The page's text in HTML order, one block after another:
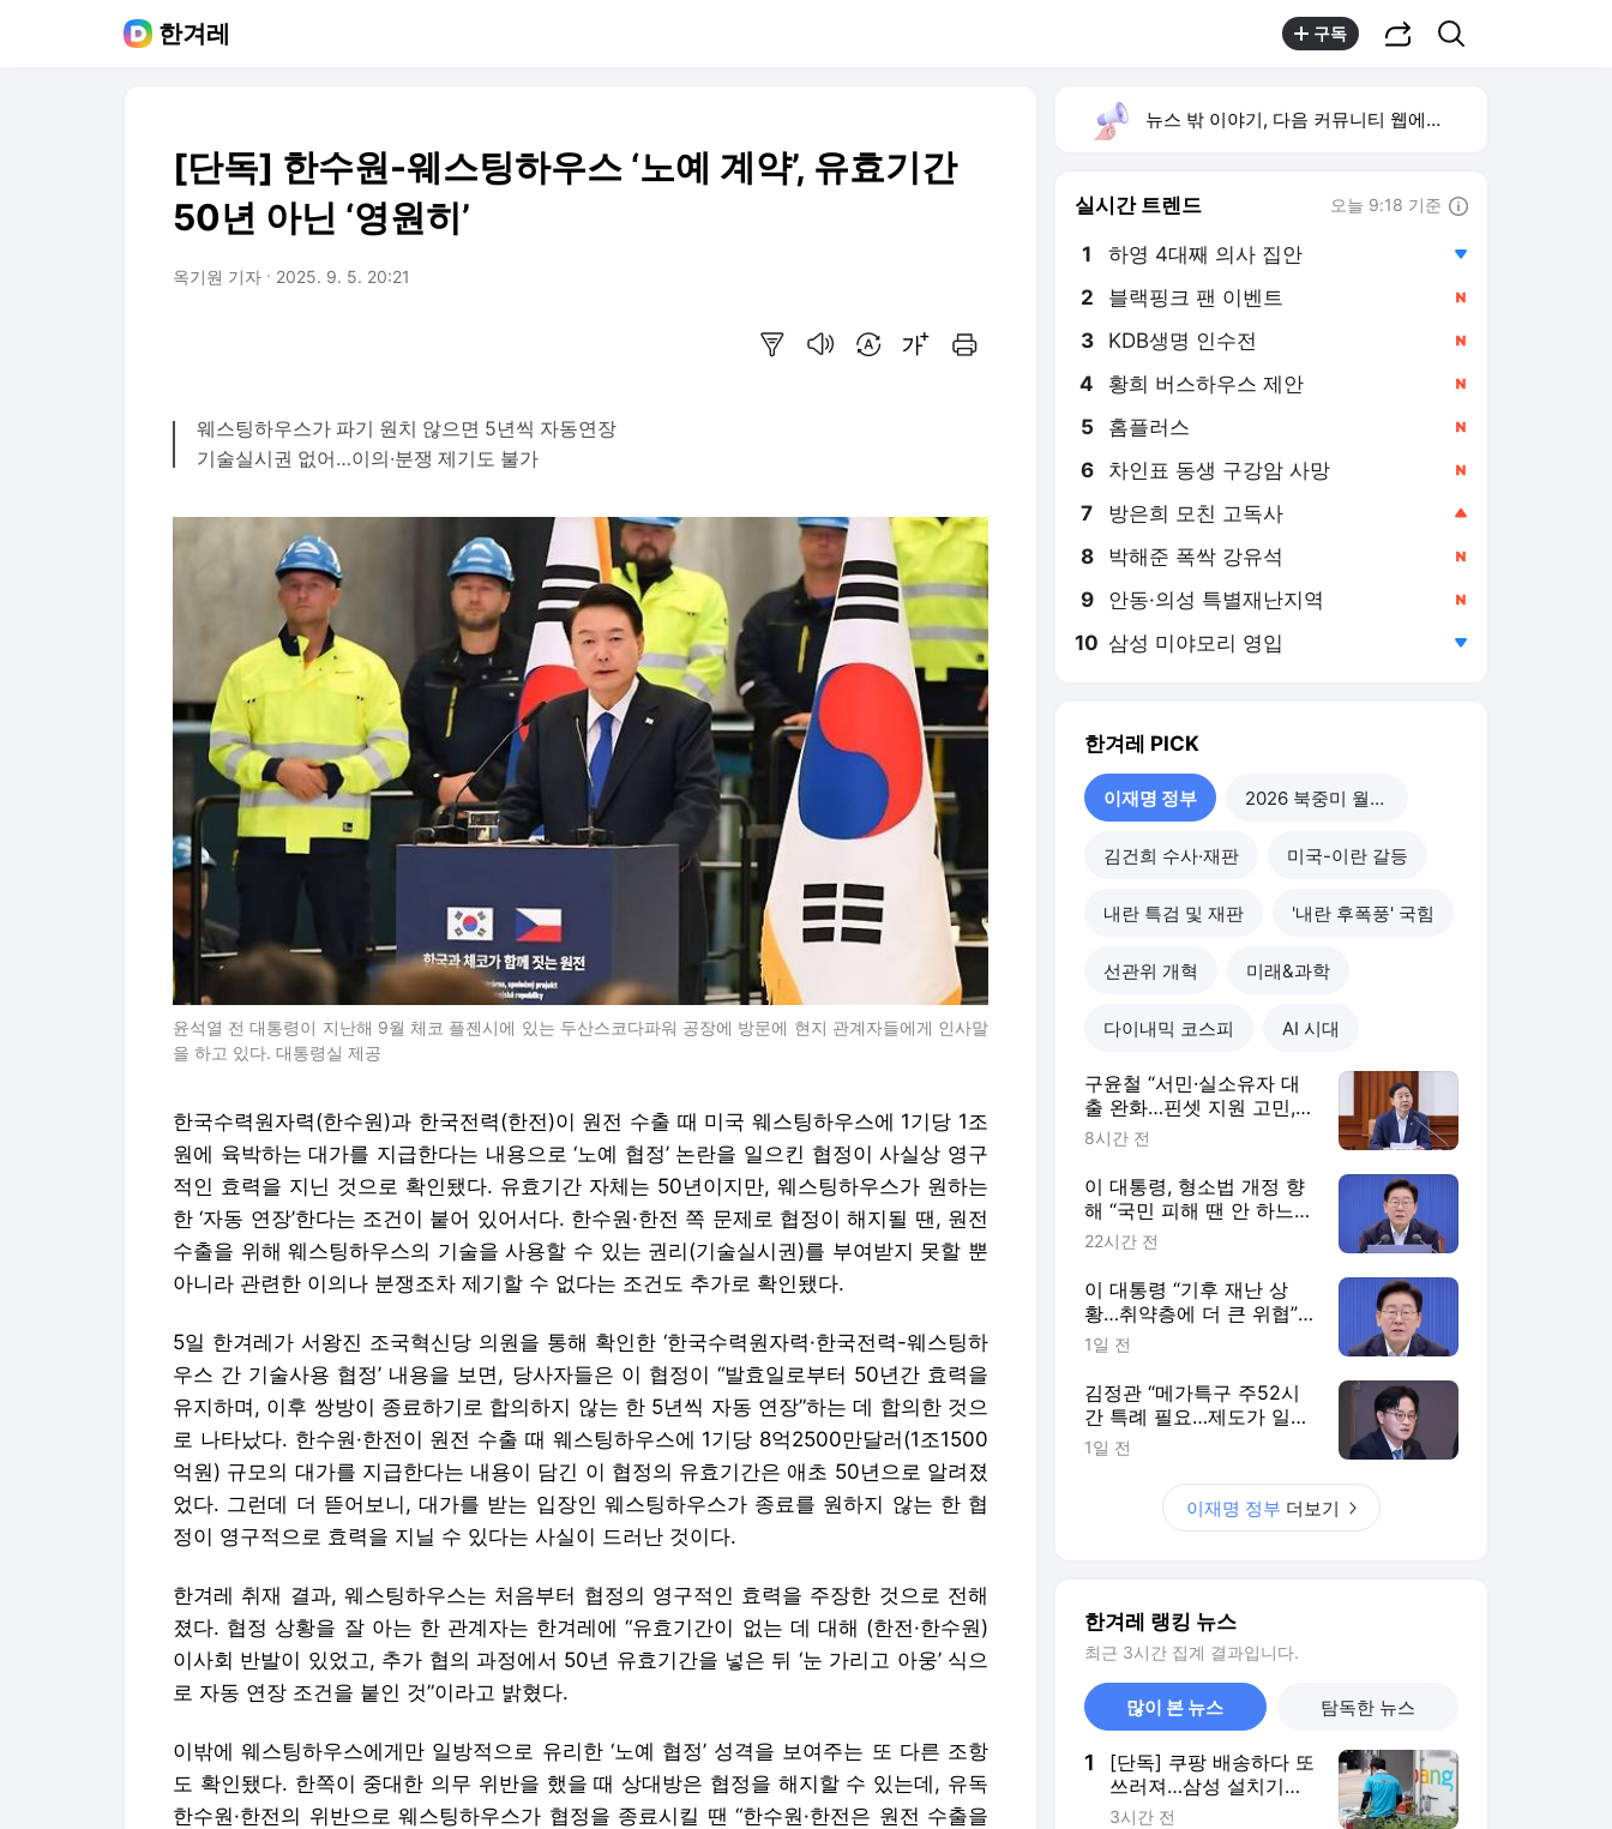
한겨레 구독
[단독] 한수원-웨스팅하우스 ‘노예 계약’, 유효기간
50년 아닌 ‘영원히’
옥기원 기자 2025. 9. 5. 20:21
웨스팅하우스가 파기 원치 않으면 5년씩 자동연장
기술실시권 없어…이의·분쟁 제기도 불가
윤석열 전 대통령이 지난해 9월 체코 플젠시에 있는 두산스코다파워 공장에 방문에 현지 관계자들에게 인사말
을 하고 있다. 대통령실 제공
한국수력원자력(한수원)과 한국전력(한전)이 원전 수출 때 미국 웨스팅하우스에 1기당 1조
원에 육박하는 대가를 지급한다는 내용으로 ‘노예 협정’ 논란을 일으킨 협정이 사실상 영구
적인 효력을 지닌 것으로 확인됐다. 유효기간 자체는 50년이지만, 웨스팅하우스가 원하는
한 ‘자동 연장’한다는 조건이 붙어 있어서다. 한수원·한전 쪽 문제로 협정이 해지될 땐, 원전
수출을 위해 웨스팅하우스의 기술을 사용할 수 있는 권리(기술실시권)를 부여받지 못할 뿐
아니라 관련한 이의나 분쟁조차 제기할 수 없다는 조건도 추가로 확인됐다.
5일 한겨레가 서왕진 조국혁신당 의원을 통해 확인한 ‘한국수력원자력·한국전력-웨스팅하
우스 간 기술사용 협정’ 내용을 보면, 당사자들은 이 협정이 “발효일로부터 50년간 효력을
유지하며, 이후 쌍방이 종료하기로 합의하지 않는 한 5년씩 자동 연장”하는 데 합의한 것으
로 나타났다. 한수원·한전이 원전 수출 때 웨스팅하우스에 1기당 8억2500만달러(1조1500
억원) 규모의 대가를 지급한다는 내용이 담긴 이 협정의 유효기간은 애초 50년으로 알려졌
었다. 그런데 더 뜯어보니, 대가를 받는 입장인 웨스팅하우스가 종료를 원하지 않는 한 협
정이 영구적으로 효력을 지닐 수 있다는 사실이 드러난 것이다.
한겨레 취재 결과, 웨스팅하우스는 처음부터 협정의 영구적인 효력을 주장한 것으로 전해
졌다. 협정 상황을 잘 아는 한 관계자는 한겨레에 “유효기간이 없는 데 대해 (한전·한수원)
이사회 반발이 있었고, 추가 협의 과정에서 50년 유효기간을 넣은 뒤 ‘눈 가리고 아웅’ 식으
로 자동 연장 조건을 붙인 것”이라고 밝혔다.
이밖에 웨스팅하우스에게만 일방적으로 유리한 ‘노예 협정’ 성격을 보여주는 또 다른 조항
도 확인됐다. 한쪽이 중대한 의무 위반을 했을 때 상대방은 협정을 해지할 수 있는데, 유독
한수원·한전의 위반으로 웨스팅하우스가 협정을 종료시킬 땐 “한수원·한전은 원전 수출을
뉴스 밖 이야기, 다음 커뮤니티 웹에서 보기
실시간 트렌드 오늘 9:18 기준
1 하영 4대째 의사 집안
2 블랙핑크 팬 이벤트
4 황희 버스하우스 제안
5 홈플러스
6 차인표 동생 구강암 사망
7 방은희 모친 고독사
8 박해준 폭싹 강유석
9 안동·의성 특별재난지역
10 삼성 미야모리 영입
한겨레 PICK
이재명 정부 2026 북중미 월드컵
김건희 수사·재판 미국-이란 갈등
내란 특검 및 재판 '내란 후폭풍' 국힘
선관위 개혁 미래&과학
다이내믹 코스피 AI 시대
구윤철 “서민·실소유자 대
출 완화…핀셋 지원 고민,
조만간 대책”
8시간 전
이 대통령, 형소법 개정 향
해 “국민 피해 땐 안 하느니
못 해”
22시간 전
이 대통령 “기후 재난 상
황…취약층에 더 큰 위협”
보호책 강화 지시
1일 전
김정관 “메가특구 주52시
간 특례 필요…제도가 일할
의지 꺾어선 안 돼”
1일 전
이재명 정부 더보기
한겨레 랭킹 뉴스
최근 3시간 집계 결과입니다.
많이 본 뉴스 탐독한 뉴스
1
[단독] 쿠팡 배송하다 또
쓰러져…삼성 설치기사
“땀냄새로 평점 깎아”
3시간 전